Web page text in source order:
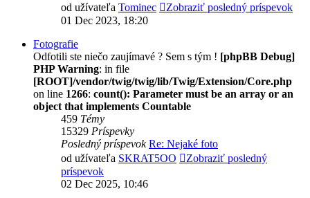
od užívateľa Tominec
Zobraziť posledný príspevok
01 Dec 2023, 18:20
Fotografie
Odfotili ste niečo zaujímavé ? Sem s tým ! [phpBB Debug]
PHP Warning: in file
[ROOT]/vendor/twig/twig/lib/Twig/Extension/Core.php
on line 1266: count(): Parameter must be an array or an
object that implements Countable
459 Témy
15329 Príspevky
Posledný príspevok Re: Nejaké foto
od užívateľa SKRAT5OO
Zobraziť posledný
príspevok
02 Dec 2025, 10:46